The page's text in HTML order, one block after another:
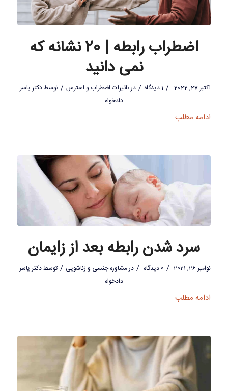
اضطراب رابطه | 20 نشانه که
نمی دانید
اکتبر 27, 2022 / 1 دیدگاه / درتاثیرات اضطراب و استرس / توسطدکتر یاسر
دادخواه
ادامه مطلب
سرد شدن رابطه بعد از زایمان
نوامبر 26, 2021 / 0 دیدگاه / درمشاوره جنسی و زناشویی / توسطدکتر یاسر
دادخواه
ادامه مطلب